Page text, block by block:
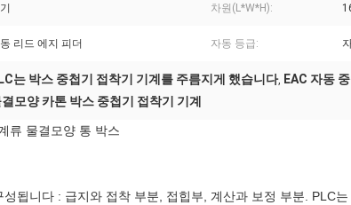
차원(L*W*H):
리드 에지 피더 자동 등급:
는 박스 중첩기 접착기 기계를 주름지게 했습니다, EAC 자동
모양 카톤 박스 중첩기 접착기 기계
류 물결모양 통 박스
됩니다 : 급지와 접착 부분, 접힙부, 계산과 보정 부분. PLC